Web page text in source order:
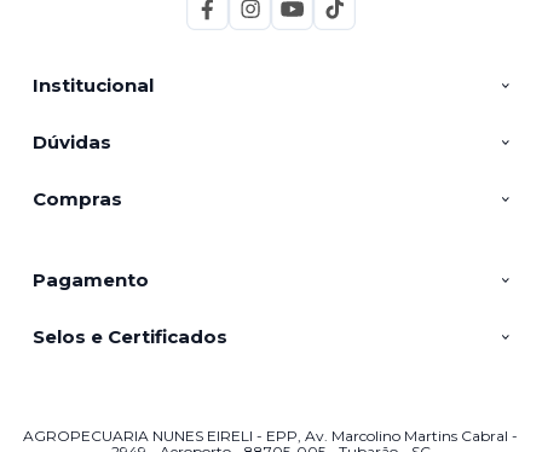
Institucional
Dúvidas
Compras
Pagamento
Selos e Certificados
AGROPECUARIA NUNES EIRELI - EPP, Av. Marcolino Martins Cabral -